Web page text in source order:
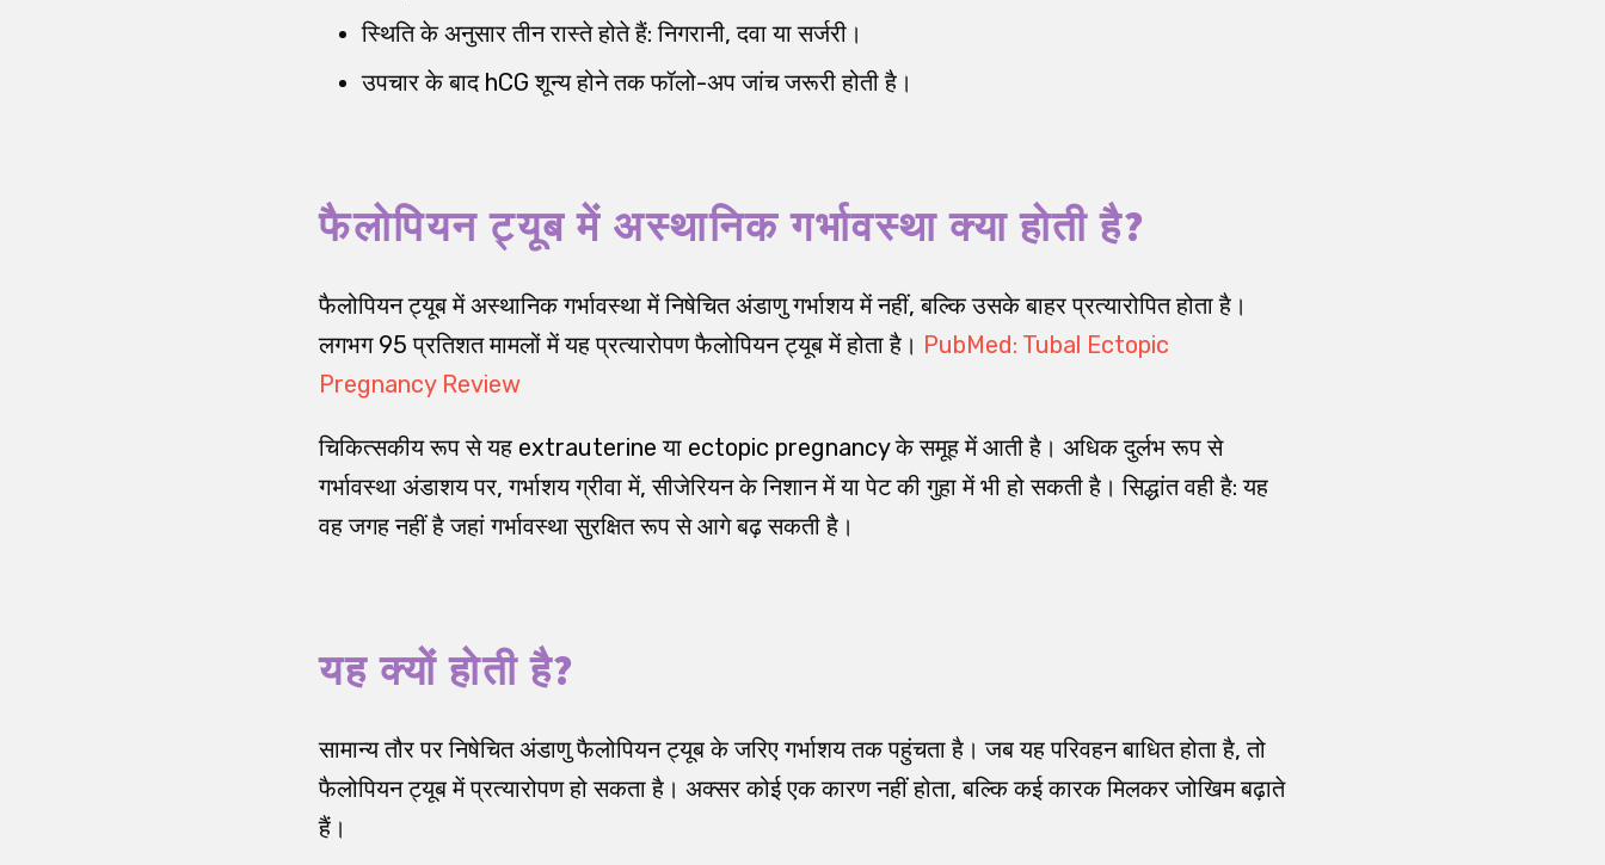
स्थिति के अनुसार तीन रास्ते होते हैं: निगरानी, दवा या सर्जरी।
उपचार के बाद hCG शून्य होने तक फॉलो-अप जांच जरूरी होती है।
फैलोपियन ट्यूब में अस्थानिक गर्भावस्था क्या होती है?
फैलोपियन ट्यूब में अस्थानिक गर्भावस्था में निषेचित अंडाणु गर्भाशय में नहीं, बल्कि उसके बाहर प्रत्यारोपित होता है।
लगभग 95 प्रतिशत मामलों में यह प्रत्यारोपण फैलोपियन ट्यूब में होता है। PubMed: Tubal Ectopic
Pregnancy Review
चिकित्सकीय रूप से यह extrauterine या ectopic pregnancy के समूह में आती है। अधिक दुर्लभ रूप से
गर्भावस्था अंडाशय पर, गर्भाशय ग्रीवा में, सीजेरियन के निशान में या पेट की गुहा में भी हो सकती है। सिद्धांत वही है: यह
वह जगह नहीं है जहां गर्भावस्था सुरक्षित रूप से आगे बढ़ सकती है।
यह क्यों होती है?
सामान्य तौर पर निषेचित अंडाणु फैलोपियन ट्यूब के जरिए गर्भाशय तक पहुंचता है। जब यह परिवहन बाधित होता है, तो
फैलोपियन ट्यूब में प्रत्यारोपण हो सकता है। अक्सर कोई एक कारण नहीं होता, बल्कि कई कारक मिलकर जोखिम बढ़ाते
हैं।